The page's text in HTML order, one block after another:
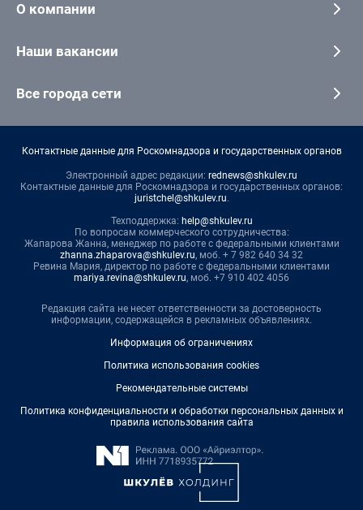
О компании
Наши вакансии
Все города сети
Контактные данные для Роскомнадзора и государственных органов
Электронный адрес редакции: rednews@shkulev.ru
Контактные данные для Роскомнадзора и государственных органов:
juristchel@shkulev.ru.
Техподдержка: help@shkulev.ru
По вопросам коммерческого сотрудничества:
Жапарова Жанна, менеджер по работе с федеральными клиентами
zhanna.zhaparova@shkulev.ru, моб. + 7 982 640 34 32
Ревина Мария, директор по работе с федеральными клиентами
mariya.revina@shkulev.ru, моб. +7 910 402 4056
Редакция сайта не несет ответственности за достоверность
информации, содержащейся в рекламных объявлениях.
Информация об ограничениях
Политика использования cookies
Рекомендательные системы
Политика конфиденциальности и обработки персональных данных и
правила использования сайта